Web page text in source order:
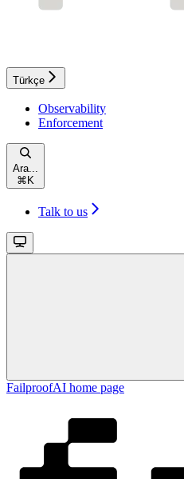
Türkçe
Observability
Enforcement
Ara...
⌘ K
Talk to us
FailproofAI home page